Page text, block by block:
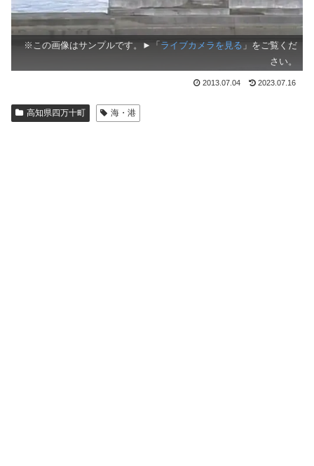
※この画像はサンプルです。►「ライブカメラを見る 」をご覧くだ
さい。
2013.07.04 2023.07.16
高知県四万十町 海・港